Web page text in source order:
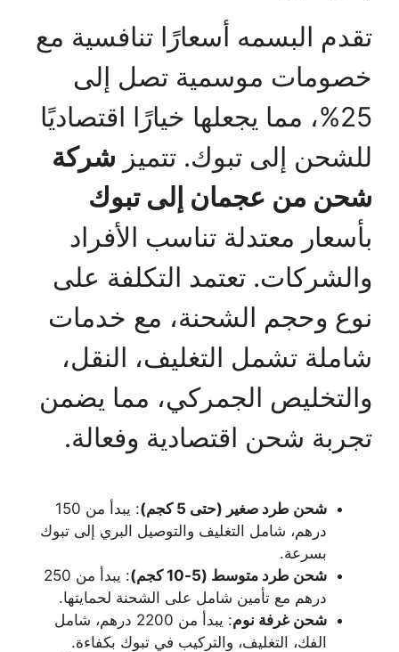
تقدم البسمه أسعارًا تنافسية مع
خصومات موسمية تصل إلى
25%، مما يجعلها خيارًا اقتصاديًا
للشحن إلى تبوك. تتميز شركة
شحن من عجمان إلى تبوك
بأسعار معتدلة تناسب الأفراد
والشركات. تعتمد التكلفة على
نوع وحجم الشحنة، مع خدمات
شاملة تشمل التغليف، النقل،
والتخليص الجمركي، مما يضمن
تجربة شحن اقتصادية وفعالة.
شحن طرد صغير (حتى 5 كجم)
: يبدأ من 150
درهم، شامل التغليف والتوصيل البري إلى تبوك
بسرعة.
شحن طرد متوسط (5-10 كجم)
: يبدأ من 250
درهم مع تأمين شامل على الشحنة لحمايتها.
شحن غرفة نوم
: يبدأ من 2200 درهم، شامل
الفك، التغليف، والتركيب في تبوك بكفاءة.